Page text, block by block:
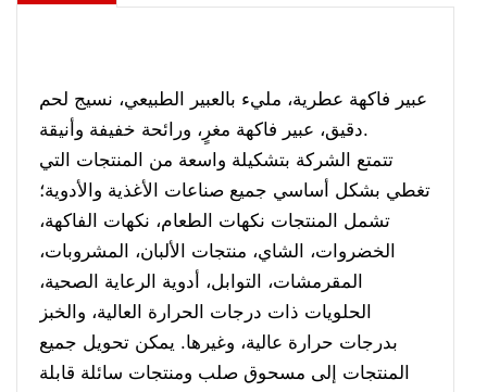
عبير فاكهة عطرية، مليء بالعبير الطبيعي، نسيج لحم
دقيق، عبير فاكهة مغرٍ، ورائحة خفيفة وأنيقة.
تتمتع الشركة بتشكيلة واسعة من المنتجات التي
تغطي بشكل أساسي جميع صناعات الأغذية والأدوية؛
تشمل المنتجات نكهات الطعام، نكهات الفاكهة،
الخضروات، الشاي، منتجات الألبان، المشروبات،
المقرمشات، التوابل، أدوية الرعاية الصحية،
الحلويات ذات درجات الحرارة العالية، والخبز
بدرجات حرارة عالية، وغيرها. يمكن تحويل جميع
المنتجات إلى مسحوق صلب ومنتجات سائلة قابلة